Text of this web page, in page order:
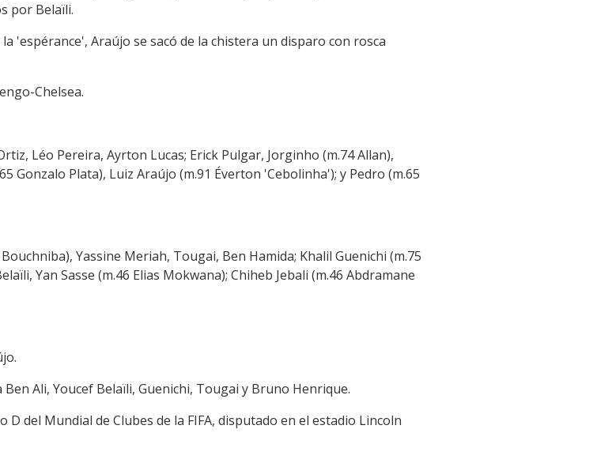
por Belaïli.
'espérance', Araújo se sacó de la chistera un disparo con rosca
Chelsea.
Léo Pereira, Ayrton Lucas; Erick Pulgar, Jorginho (m.74 Allan),
Gonzalo Plata), Luiz Araújo (m.91 Éverton 'Cebolinha'); y Pedro (m.65
Yassine Meriah, Tougai, Ben Hamida; Khalil Guenichi (m.75
Yan Sasse (m.46 Elias Mokwana); Chiheb Jebali (m.46 Abdramane
Ali, Youcef Belaïli, Guenichi, Tougai y Bruno Henrique.
del Mundial de Clubes de la FIFA, disputado en el estadio Lincoln